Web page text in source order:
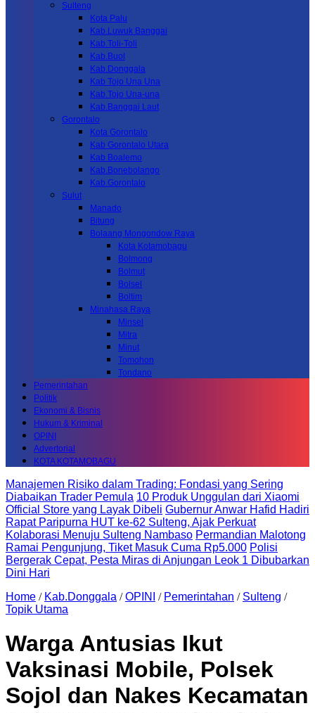
Sulteng
Kota Palu
Kab.Luwuk Banggai
Kab.Toli-Toli
Kab.Buol
Kab.Donggala
Kab Tojo Una Una
Kab.Tojo Una-una
Kab.Banggai Laut
Gorontalo
Kota Gorontalo
Kab Gorontalo Utara
Kab Boalemo
Kab.Bonebolango
Kab.Gorontalo
Sulut
Manado
Bitung
Bolaang Mongondow Raya
Kota Kotamobagu
Bolmong
Bolmut
Bolsel
Boltim
Minahasa Raya
Minsel
Mitra
Minut
Tomohon
Tondano
Pemerintahan
Politik
Ekonomi & Bisnis
Hukum & Kriminal
OPINI
Advertorial
KOTA KOTAMOBAGU
Manajemen Risiko dalam Trading: Fondasi yang Sering
Diabaikan Trader Pemula 10 Produk Unggulan dari Xiaomi
Official Store yang Layak Dibeli Gubernur Anwar Hafid Hadiri
Rapat Paripurna HUT ke-62 Sulteng, Ajak Perkuat
Kolaborasi Menuju Sulteng Nambaso Permandian Malotong
Ramai Pengunjung, Tiket Masuk Cuma Rp5.000 Polisi
Bergerak Cepat, Pesta Miras di Anjungan Leok 1 Dibubarkan
Dini Hari
Home / Kab.Donggala /OPINI / Pemerintahan / Sulteng /
Topik Utama
Warga Antusias Ikut
Vaksinasi Mobile, Polsek
Sojol dan Nakes Kecamatan